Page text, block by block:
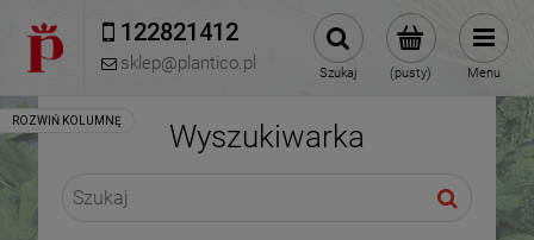
122821412
sklep@plantico.pl (pusty)
Szukaj Menu
Wyszukiwarka